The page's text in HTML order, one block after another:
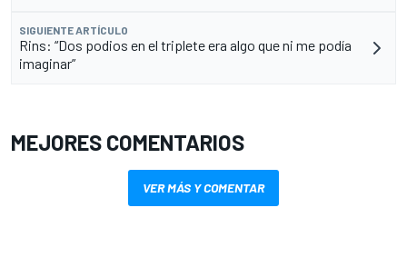
SIGUIENTE ARTÍCULO
Rins: “Dos podios en el triplete era algo que ni me podía
imaginar”
MEJORES COMENTARIOS
VER MÁS Y COMENTAR